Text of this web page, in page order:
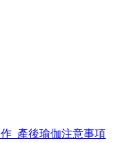
_產後瑜伽注意事項